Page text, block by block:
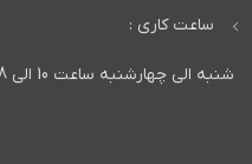
ساعت کاری :
شنبه الی چهارشنبه ساعت 10 الی 18 و پنجشنبه ها ساعت 10 الی 15